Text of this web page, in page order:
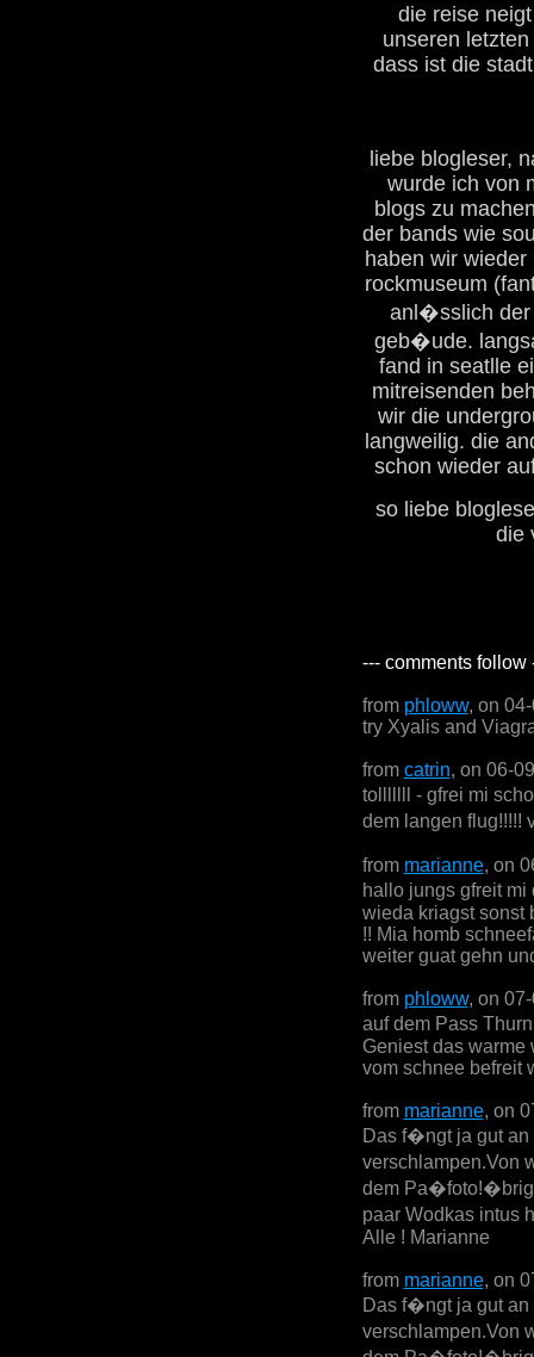
die reise
unseren
dass ist die
liebe blogleser,
wurde ich von
blogs zu
der bands wie
haben wir
rockmuseum
anl�sslich der
geb�ude.
fand in seatlle
mitreisenden
wir die
langweilig. die
schon wieder
so liebe
die
--- comments follow
from phloww, on
try Xyalis and
from catrin, on 06-
tolllllll - gfrei mi
dem langen
from marianne, on
hallo jungs gfreit
wieda kriagst sonst
!! Mia homb
weiter guat gehn
from phloww, on
auf dem Pass
Geniest das warme
vom schnee befreit
from marianne, on
Das f�ngt ja gut
verschlampen.Von
dem
paar Wodkas intus
Alle ! Marianne
from marianne, on
Das f�ngt ja gut
verschlampen.Von